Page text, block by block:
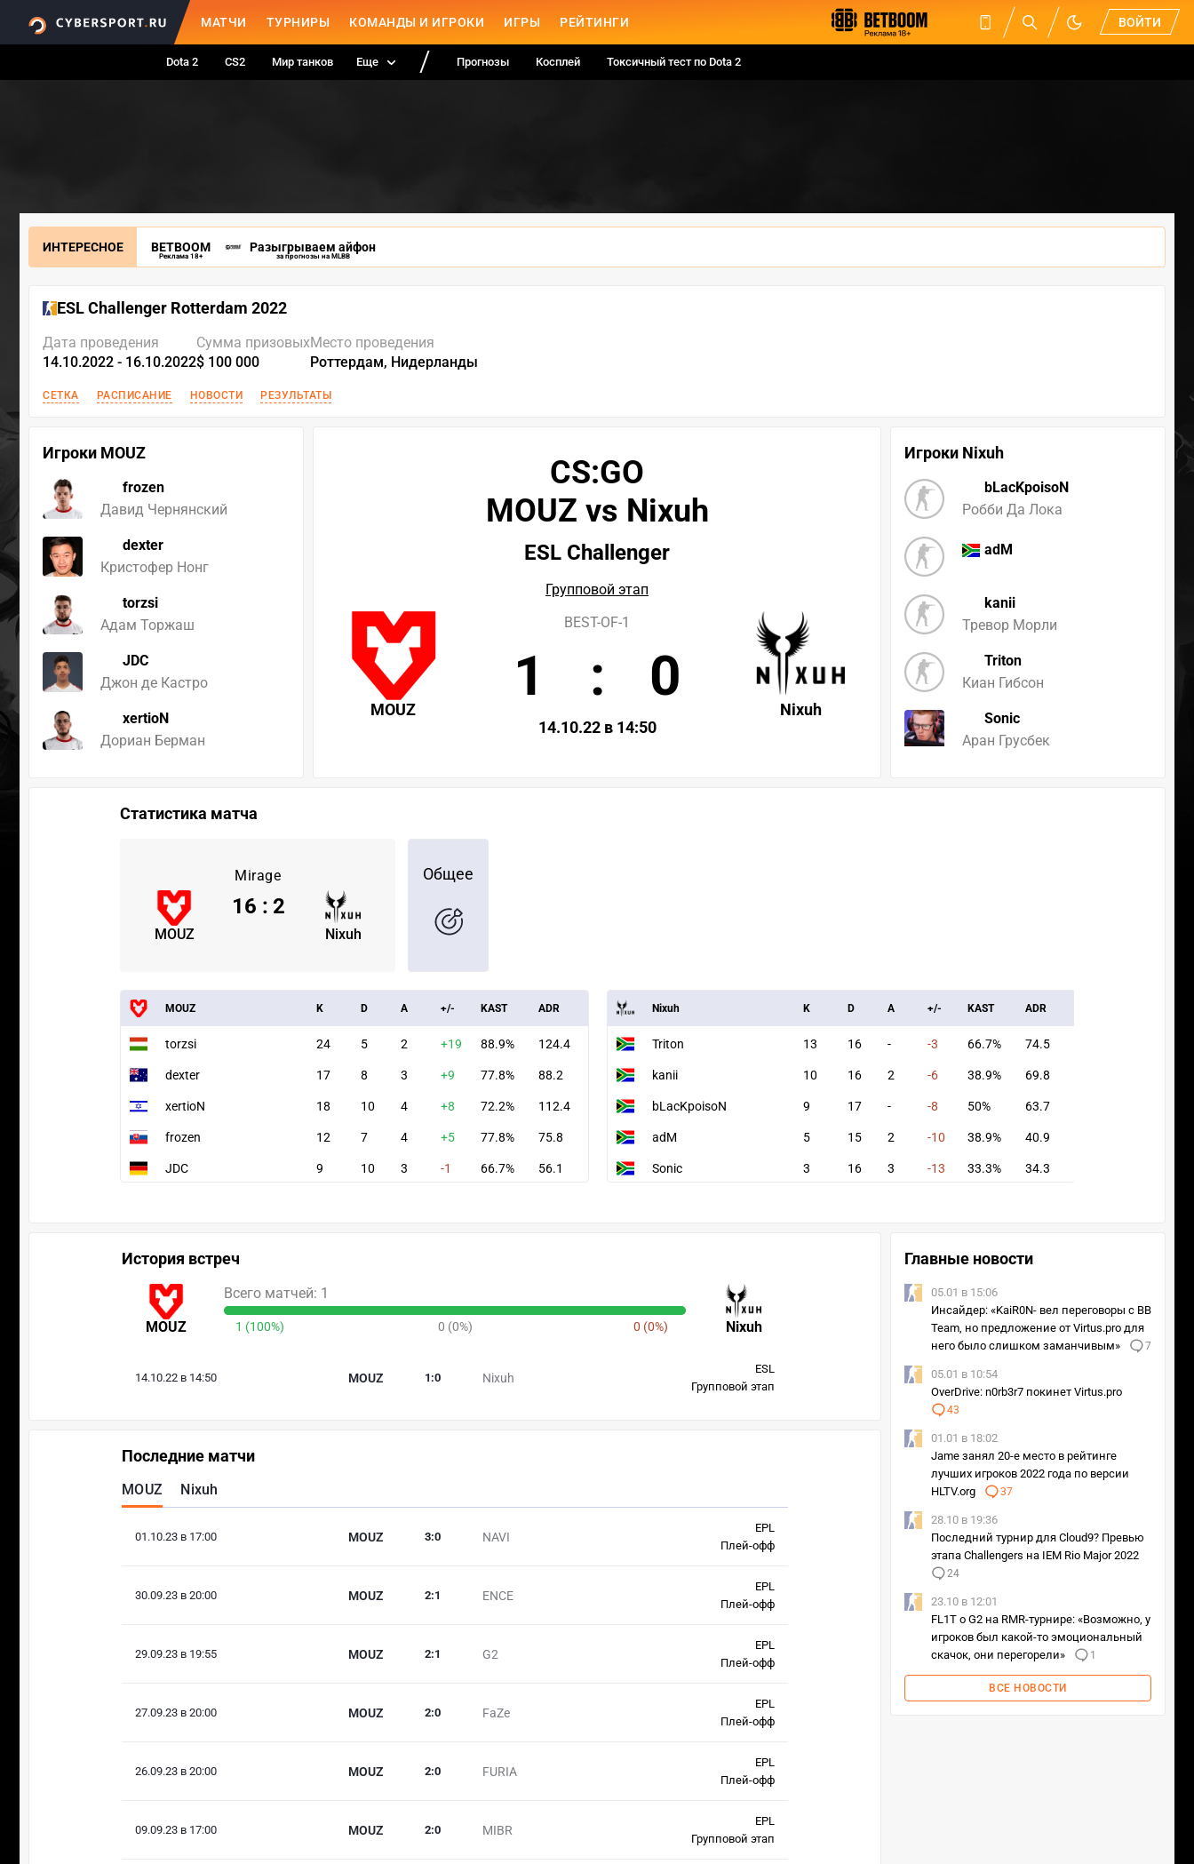
МАТЧИ ТУРНИРЫ КОМАНДЫ И ИГРОКИ ИГРЫ РЕЙТИНГИ ВОЙТИ
Dota 2 CS2 Мир танков Еще Прогнозы Косплей Токсичный тест по Dota 2
ИНТЕРЕСНОЕ BETBOOM
Реклама 18+
Разыгрываем айфон
за прогнозы на MLBB
ESL Challenger Rotterdam 2022
Дата проведения
14.10.2022 - 16.10.2022
Сумма призовых
$ 100 000
Место проведения
Роттердам, Нидерланды
СЕТКА РАСПИСАНИЕ НОВОСТИ РЕЗУЛЬТАТЫ
Игроки MOUZ
frozen
Давид Чернянский
dexter
Кристофер Нонг
torzsi
Адам Торжаш
JDC
Джон де Кастро
xertioN
Дориан Берман
Игроки Nixuh
bLacKpoisoN
Робби Да Лока
adM
kanii
Тревор Морли
Triton
Киан Гибсон
Sonic
Аран Грусбек
CS:GO
MOUZ vs Nixuh
ESL Challenger
Групповой этап
MOUZ Nixuh
BEST-OF-1
1 : 0
14.10.22 в 14:50
Статистика матча
Mirage
MOUZ Nixuh
16 : 2
Общее
MOUZ K D A +/- KAST ADR
torzsi 24 5 2 +19 88.9% 124.4
dexter 17 8 3 +9 77.8% 88.2
xertioN 18 10 4 +8 72.2% 112.4
frozen 12 7 4 +5 77.8% 75.8
JDC 9 10 3 -1 66.7% 56.1
Nixuh K D A +/- KAST ADR
Triton 13 16 - -3 66.7% 74.5
kanii 10 16 2 -6 38.9% 69.8
bLacKpoisoN 9 17 - -8 50% 63.7
adM 5 15 2 -10 38.9% 40.9
Sonic 3 16 3 -13 33.3% 34.3
История встреч
MOUZ Nixuh
Всего матчей: 1
1 (100%) 0 (0%) 0 (0%)
14.10.22 в 14:50 MOUZ Nixuh
1 :0
ESL
Групповой этап
Последние матчи
MOUZ Nixuh
01.10.23 в 17:00 MOUZ NAVI
3:0
EPL
Плей-офф
30.09.23 в 20:00 MOUZ ENCE
2:1
EPL
Плей-офф
29.09.23 в 19:55 MOUZ G2
2:1
EPL
Плей-офф
27.09.23 в 20:00 MOUZ FaZe
2:0
EPL
Плей-офф
26.09.23 в 20:00 MOUZ FURIA
2:0
EPL
Плей-офф
09.09.23 в 17:00 MOUZ MIBR
2:0
EPL
Групповой этап
Главные новости
05.01 в 15:06
Инсайдер: «KaiR0N- вел переговоры с BB
Team, но предложение от Virtus.pro для
него было слишком заманчивым»
7
05.01 в 10:54
OverDrive: n0rb3r7 покинет Virtus.pro
43
01.01 в 18:02
Jame занял 20-е место в рейтинге
лучших игроков 2022 года по версии
HLTV.org
37
28.10 в 19:36
Последний турнир для Cloud9? Превью
этапа Challengers на IEM Rio Major 2022
24
23.10 в 12:01
FL1T о G2 на RMR-турнире: «Возможно, у
игроков был какой-то эмоциональный
скачок, они перегорели»
1
ВСЕ НОВОСТИ